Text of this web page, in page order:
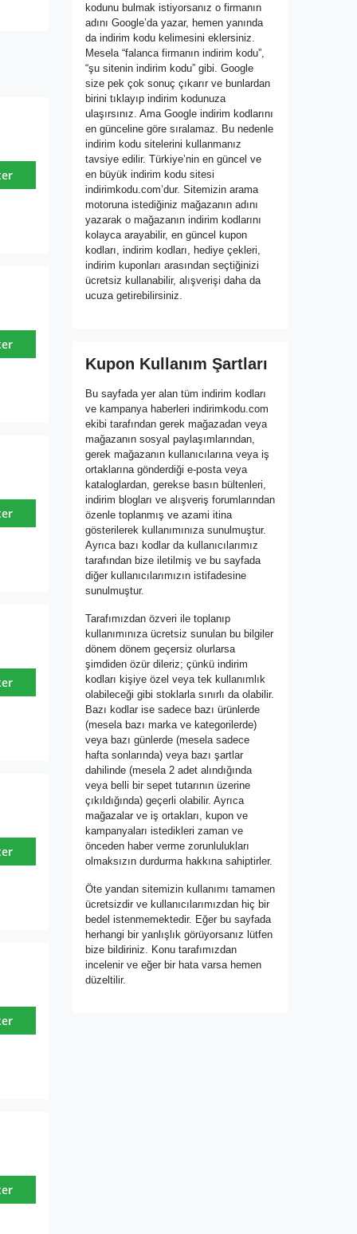
kodunu bulmak istiyorsanız o firmanın
adını Google’da yazar, hemen yanında
da indirim kodu kelimesini eklersiniz.
Mesela “falanca firmanın indirim kodu”,
“şu sitenin indirim kodu” gibi. Google
size pek çok sonuç çıkarır ve bunlardan
birini tıklayıp indirim kodunuza
ulaşırsınız. Ama Google indirim kodlarını
en günceline göre sıralamaz. Bu nedenle
indirim kodu sitelerini kullanmanız
tavsiye edilir. Türkiye’nin en güncel ve
en büyük indirim kodu sitesi
indirimkodu.com’dur. Sitemizin arama
motoruna istediğiniz mağazanın adını
yazarak o mağazanın indirim kodlarını
kolayca arayabilir, en güncel kupon
kodları, indirim kodları, hediye çekleri,
indirim kuponları arasından seçtiğinizi
ücretsiz kullanabilir, alışverişi daha da
ucuza getirebilirsiniz.
Kupon Kullanım Şartları
Bu sayfada yer alan tüm indirim kodları
ve kampanya haberleri indirimkodu.com
ekibi tarafından gerek mağazadan veya
mağazanın sosyal paylaşımlarından,
gerek mağazanın kullanıcılarına veya iş
ortaklarına gönderdiği e-posta veya
kataloglardan, gerekse basın bültenleri,
indirim blogları ve alışveriş forumlarından
özenle toplanmış ve azami itina
gösterilerek kullanımınıza sunulmuştur.
Ayrıca bazı kodlar da kullanıcılarımız
tarafından bize iletilmiş ve bu sayfada
diğer kullanıcılarımızın istifadesine
sunulmuştur.
Tarafımızdan özveri ile toplanıp
kullanımınıza ücretsiz sunulan bu bilgiler
dönem dönem geçersiz olurlarsa
şimdiden özür dileriz; çünkü indirim
kodları kişiye özel veya tek kullanımlık
olabileceği gibi stoklarla sınırlı da olabilir.
Bazı kodlar ise sadece bazı ürünlerde
(mesela bazı marka ve kategorilerde)
veya bazı günlerde (mesela sadece
hafta sonlarında) veya bazı şartlar
dahilinde (mesela 2 adet alındığında
veya belli bir sepet tutarının üzerine
çıkıldığında) geçerli olabilir. Ayrıca
mağazalar ve iş ortakları, kupon ve
kampanyaları istedikleri zaman ve
önceden haber verme zorunlulukları
olmaksızın durdurma hakkına sahiptirler.
Öte yandan sitemizin kullanımı tamamen
ücretsizdir ve kullanıcılarımızdan hiç bir
bedel istenmemektedir. Eğer bu sayfada
herhangi bir yanlışlık görüyorsanız lütfen
bize bildiriniz. Konu tarafımızdan
incelenir ve eğer bir hata varsa hemen
düzeltilir.